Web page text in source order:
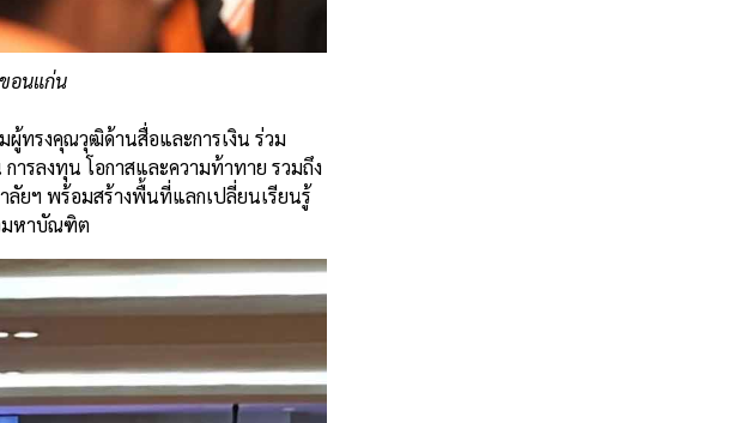
อนแก่น
ผู้ทรงคุณวุฒิด้านสื่อและการเงิน ร่วม
ารลงทุน โอกาสและความท้าทาย รวมถึง
ลัยฯ พร้อมสร้างพื้นที่แลกเปลี่ยนเรียนรู้
มหาบัณฑิต